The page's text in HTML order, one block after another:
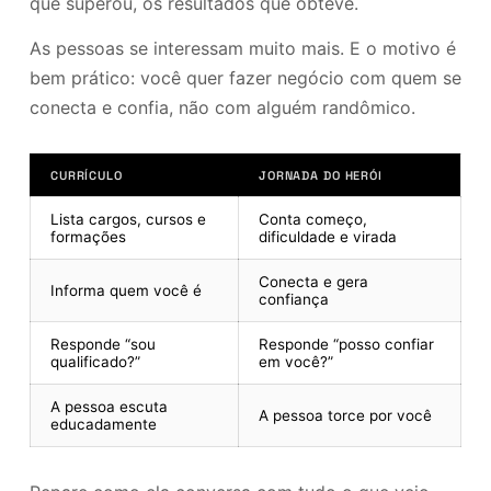
As pessoas se interessam muito mais. E o motivo é
bem prático: você quer fazer negócio com quem se
conecta e confia, não com alguém randômico.
CURRÍCULO JORNADA DO HERÓI
Lista cargos, cursos e
formações
Conta começo,
dificuldade e virada
Informa quem você é
Conecta e gera
confiança
Responde “sou
qualificado?”
Responde “posso confiar
em você?”
A pessoa escuta
educadamente
A pessoa torce por você